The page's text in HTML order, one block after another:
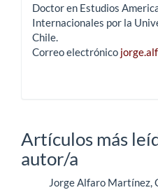
Doctor en Estudios
Internacionales por la
Chile.
Correo electrónico
Artículos más
autor/a
Jorge Alfaro Martínez,